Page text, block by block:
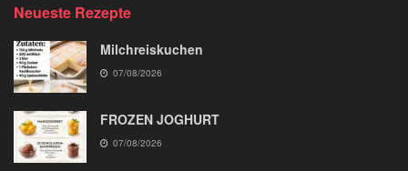
Neueste Rezepte
Milchreiskuchen
07/08/2026
FROZEN JOGHURT
07/08/2026